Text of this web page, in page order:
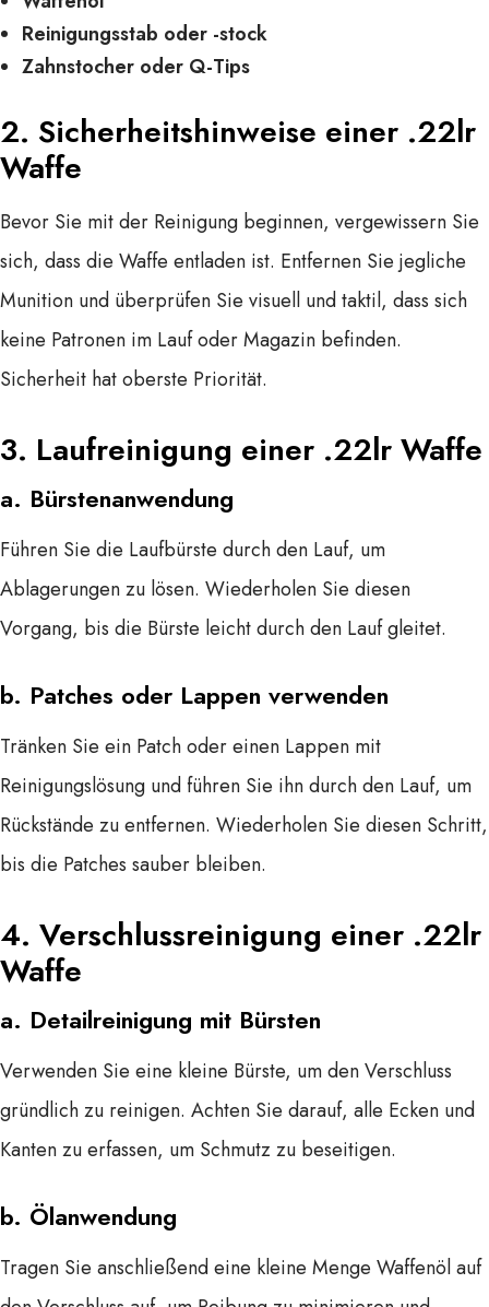
Reinigungsstab oder -stock
Zahnstocher oder Q-Tips
2. Sicherheitshinweise einer .22lr
Waffe
Bevor Sie mit der Reinigung beginnen, vergewissern Sie
sich, dass die Waffe entladen ist. Entfernen Sie jegliche
Munition und überprüfen Sie visuell und taktil, dass sich
keine Patronen im Lauf oder Magazin befinden.
Sicherheit hat oberste Priorität.
3. Laufreinigung einer .22lr Waffe
a. Bürstenanwendung
Führen Sie die Laufbürste durch den Lauf, um
Ablagerungen zu lösen. Wiederholen Sie diesen
Vorgang, bis die Bürste leicht durch den Lauf gleitet.
b. Patches oder Lappen verwenden
Tränken Sie ein Patch oder einen Lappen mit
Reinigungslösung und führen Sie ihn durch den Lauf, um
Rückstände zu entfernen. Wiederholen Sie diesen Schritt,
bis die Patches sauber bleiben.
4. Verschlussreinigung einer .22lr
Waffe
a. Detailreinigung mit Bürsten
Verwenden Sie eine kleine Bürste, um den Verschluss
gründlich zu reinigen. Achten Sie darauf, alle Ecken und
Kanten zu erfassen, um Schmutz zu beseitigen.
b. Ölanwendung
Tragen Sie anschließend eine kleine Menge Waffenöl auf